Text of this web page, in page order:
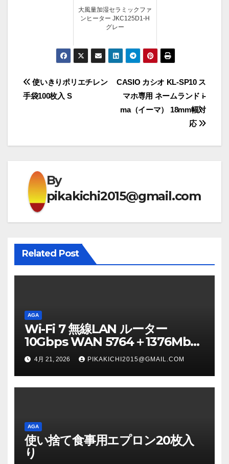
大風量加湿セラミックファ
ンヒーター JKC125D1-H
グレー
投
稿
ビ
ゲ
ー
シ
ン
CASIO カシオ KL-SP10 ス
マホ専用 ネームランド i-
ma（イーマ） 18mm幅対
応
使いきりポリエチレン
手袋100枚入 S
By
pikakichi2015@gmail.com
Related Post
AGA
Wi-Fi 7 無線LAN ルーター
10Gbps WAN 5764＋1376Mbps
メッシュ対応 IPv6（IPoE） AIセ
キュリティ搭載（F-Secure
SENSE） ブラック WRC-
4月 21, 2026 PIKAKICHI2015@GMAIL.COM
AGA
使い捨て食事用エプロン20枚入
り